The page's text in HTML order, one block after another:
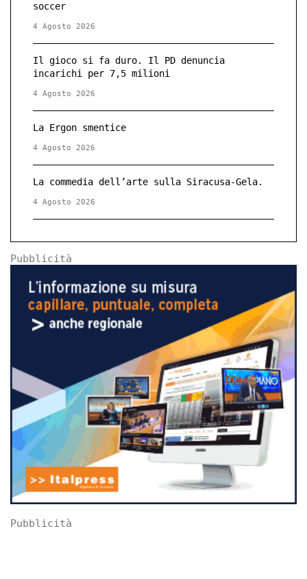
soccer
4 Agosto 2026
Il gioco si fa duro. Il PD denuncia
incarichi per 7,5 milioni
4 Agosto 2026
La Ergon smentice
4 Agosto 2026
La commedia dell’arte sulla Siracusa-Gela.
4 Agosto 2026
Pubblicità
Pubblicità